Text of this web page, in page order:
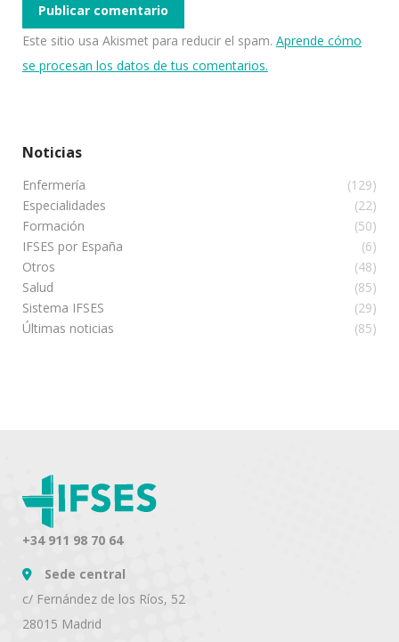
Publicar comentario
Este sitio usa Akismet para reducir el spam. Aprende cómo
se procesan los datos de tus comentarios.
Noticias
Enfermería
(129)
Especialidades
(22)
Formación
(50)
IFSES por España
(6)
Otros
(48)
Salud
(85)
Sistema IFSES
(29)
Últimas noticias
(85)
+34 911 98 70 64
Sede central
c/ Fernández de los Ríos, 52
28015 Madrid